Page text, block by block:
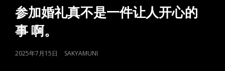
LINKS
参加婚礼真不是一件让人开心的
事 啊。
POSTED
2025年7月15日 SAKYAMUNI